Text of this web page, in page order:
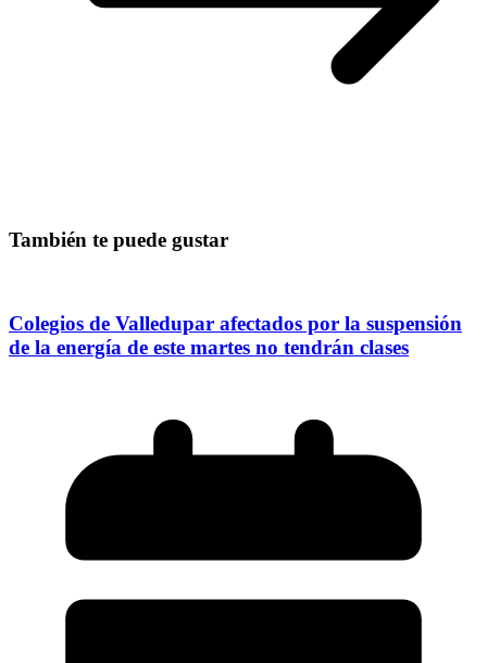
También te puede gustar
Colegios de Valledupar afectados por la suspensión
de la energía de este martes no tendrán clases